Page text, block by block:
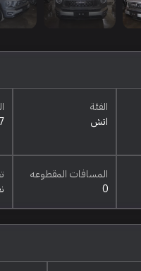
الفئة
اتش
المسافات المقطوعه
0